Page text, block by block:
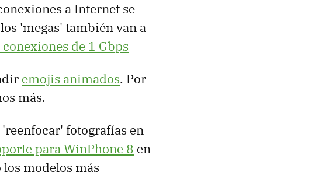
a Internet se
'megas' también van a
de 1 Gbps
emojis animados. Por
más.
fotografías en
para WinPhone 8 en
modelos más